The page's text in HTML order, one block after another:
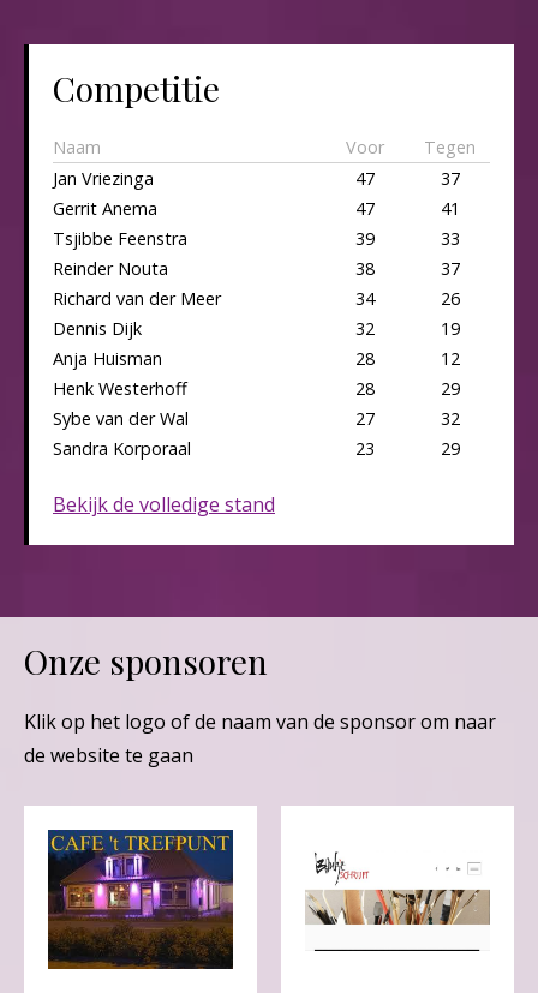
Competitie
Naam Voor
Tegen
Jan Vriezinga
47
37
Gerrit Anema
47
41
Tsjibbe Feenstra
39
33
Reinder Nouta
38
37
Richard van der Meer
34
26
Dennis Dijk
32
19
Anja Huisman
28
12
Henk Westerhoff
28
29
Sybe van der Wal
27
32
Sandra Korporaal
23 29
Bekijk de volledige stand
Onze sponsoren
Klik op het logo of de naam van de sponsor om naar
de website te gaan